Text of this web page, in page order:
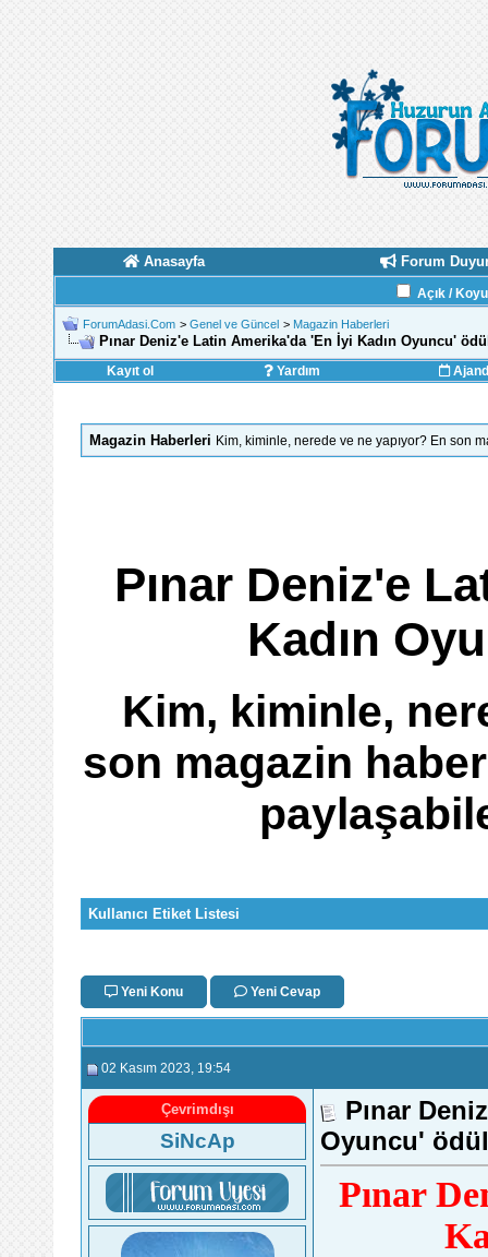
Anasayfa Forum
Açık /
ForumAdasi.Com > Genel ve Güncel > Magazin Haberleri
Pınar Deniz'e Latin Amerika'da 'En İyi Kadın Oyuncu'
Kayıt ol Yardım
Magazin Haberleri Kim, kiminle, nerede ve ne yapıyor? En son
Pınar Deniz'e
Kadın
Kim, kiminle,
son magazin
Kullanıcı Etiket Listesi
Yeni Konu Yeni Cevap
02 Kasım 2023 , 19:54
Çevrimdışı
SiNcAp
Pınar
Oyuncu'
Pınar